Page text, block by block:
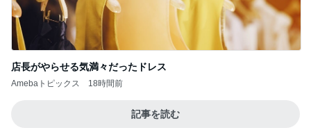
店長がやらせる気満々だったドレス
Amebaトピックス 18時間前
記事を読む